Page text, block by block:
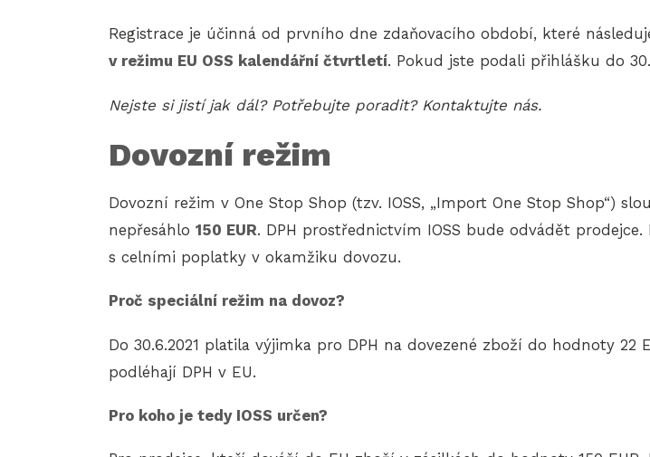
Registrace je účinná od prvního dne zdaňovacího období, které
v režimu EU OSS kalendářní čtvrtletí. Pokud jste podali přihlášku do
Nejste si jistí jak dál? Potřebujte poradit? Kontaktujte nás.
Dovozní režim
Dovozní režim v One Stop Shop (tzv. IOSS, „Import One Stop Shop“)
nepřesáhlo 150 EUR. DPH prostřednictvím IOSS bude odvádět
s celními poplatky v okamžiku dovozu.
Proč speciální režim na dovoz?
Do 30.6.2021 platila výjimka pro DPH na dovezené zboží do hodnoty 22
podléhají DPH v EU.
Pro koho je tedy IOSS určen?